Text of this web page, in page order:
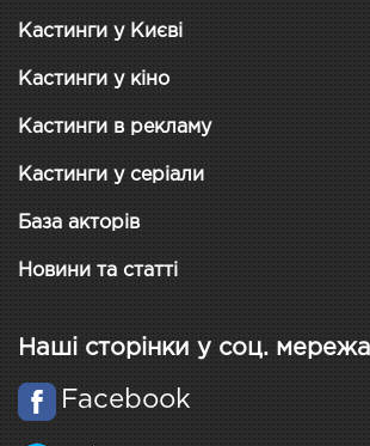
Кастинги у Києві
Кастинги у кіно
Кастинги в рекламу
Кастинги у серіали
База акторів
Новини та статті
Наші сторінки у соц.
Facebook